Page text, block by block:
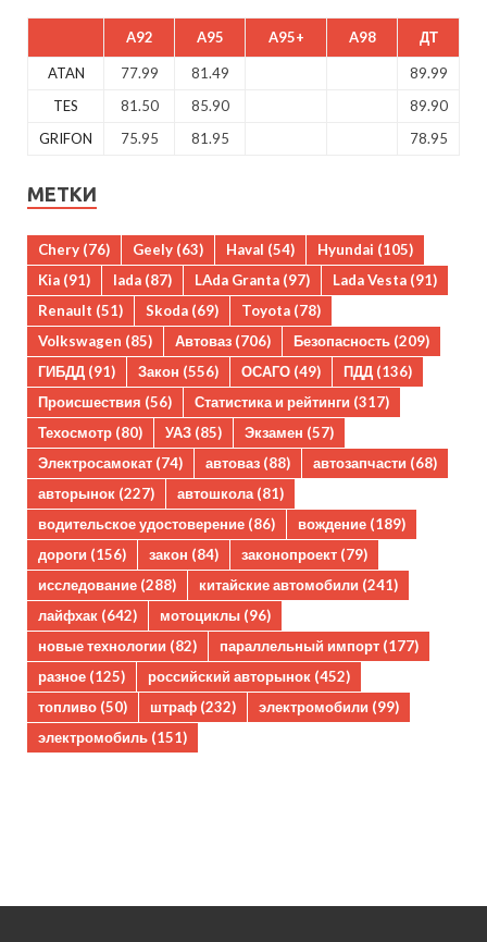
A92 A95 A95+ A98 ДТ
ATAN 77.99 81.49
89.99
TES
81.50 85.90
89.90
GRIFON
75.95 81.95 78.95
МЕТКИ
Chery (76) Geely (63) Haval (54) Hyundai (105)
Kia (91) lada (87) LAda Granta (97) Lada Vesta (91)
Renault (51) Skoda (69) Toyota (78)
Volkswagen (85) Автоваз (706) Безопасность (209)
ГИБДД (91) Закон (556) ОСАГО (49) ПДД (136)
Происшествия (56) Статистика и рейтинги (317)
Техосмотр (80) УАЗ (85) Экзамен (57)
Электросамокат (74) автоваз (88) автозапчасти (68)
авторынок (227) автошкола(81)
водительское удостоверение (86) вождение (189)
дороги (156) закон (84) законопроект (79)
исследование (288) китайские автомобили (241)
лайфхак (642) мотоциклы (96)
новые технологии (82) параллельный импорт (177)
разное (125) российский авторынок (452)
топливо (50) штраф (232) электромобили (99)
электромобиль (151)